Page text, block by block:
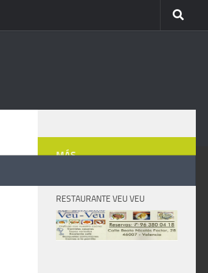
MÁS
RESTAURANTE VEU VEU